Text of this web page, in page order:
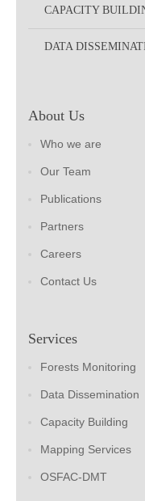
CAPACITY
DATA
About Us
Who we are
Our Team
Publications
Partners
Careers
Contact Us
Services
Forests Monitoring
Data Dissemination
Capacity Building
Mapping Services
OSFAC-DMT